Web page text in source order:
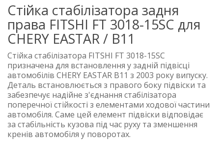
Стійка стабілізатора задня
права FITSHI FT 3018-15SC для
CHERY EASTAR / B11
Стійка стабілізатора FITSHI FT 3018-15SC
призначена для встановлення у задній підвісці
автомобілів CHERY EASTAR B11 з 2003 року випуску.
Деталь встановлюється з правого боку підвіски та
забезпечує надійне з'єднання стабілізатора
поперечної стійкості з елементами ходової частини
автомобіля. Саме цей елемент підвіски відповідає
за стабільність кузова під час руху та зменшення
кренів автомобіля у поворотах.